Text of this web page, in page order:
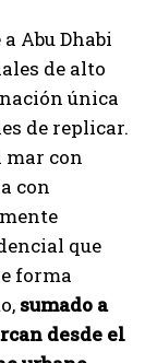
Abu Dhabi
de alto
única
de replicar.
mar con
con
que
forma
sumado a
desde el